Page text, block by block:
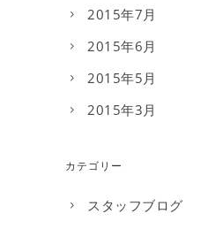
2015年7月
2015年6月
2015年5月
2015年3月
カテゴリー
スタッフブログ